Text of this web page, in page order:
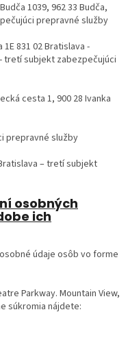
1039, 962 33 Budča,
prepravné služby
831 02 Bratislava -
tretí subjekt zabezpečujúci
cesta 1, 900 28 Ivanka
prepravné služby
– tretí subjekt
osobných
ich
údaje osôb vo forme
Parkway. Mountain View,
súkromia nájdete: